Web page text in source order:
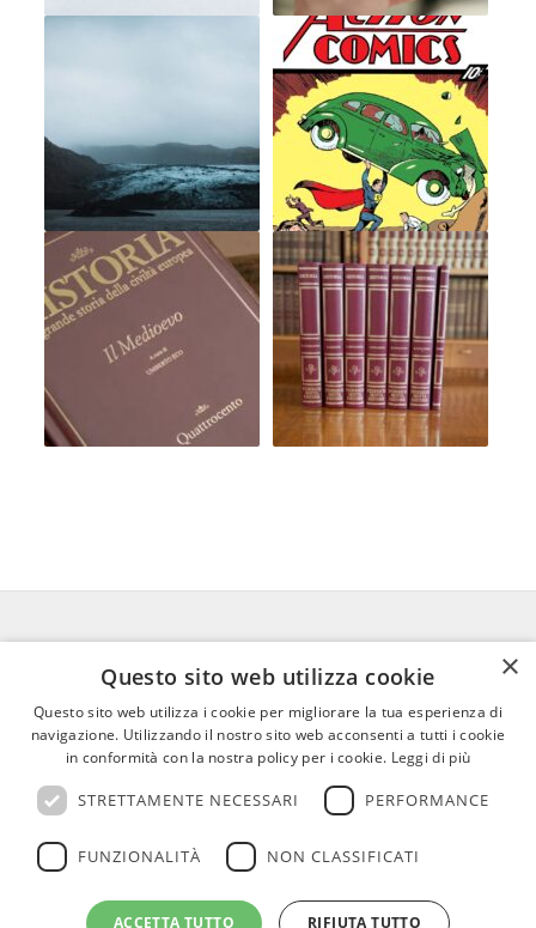
FEDERICO MOTTA EDITORE
02 300761– info@mottaeditore.it–
08233380966 – Cap.Soc. € 1.000.000 I.V. –
REA MI 2011580
×
Questo sito web utilizza cookie
Questo sito web utilizza i cookie per migliorare la tua esperienza di
navigazione. Utilizzando il nostro sito web acconsenti a tutti i cookie
in conformità con la nostra policy per i cookie. Leggi di più
STRETTAMENTE NECESSARI PERFORMANCE
FUNZIONALITÀ NON CLASSIFICATI
ACCETTA TUTTO RIFIUTA TUTTO